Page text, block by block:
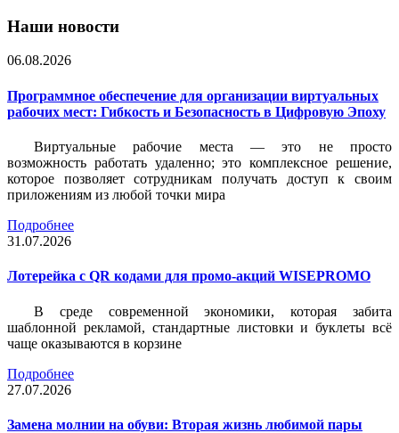
Наши новости
06.08.2026
Программное обеспечение для организации виртуальных
рабочих мест: Гибкость и Безопасность в Цифровую Эпоху
Виртуальные рабочие места — это не просто
возможность работать удаленно; это комплексное решение,
которое позволяет сотрудникам получать доступ к своим
приложениям из любой точки мира
Подробнее
31.07.2026
Лотерейка c QR кодами для промо-акций WISEPROMO
В среде современной экономики, которая забита
шаблонной рекламой, стандартные листовки и буклеты всё
чаще оказываются в корзине
Подробнее
27.07.2026
Замена молнии на обуви: Вторая жизнь любимой пары